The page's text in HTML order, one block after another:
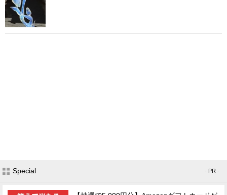
Special - PR -